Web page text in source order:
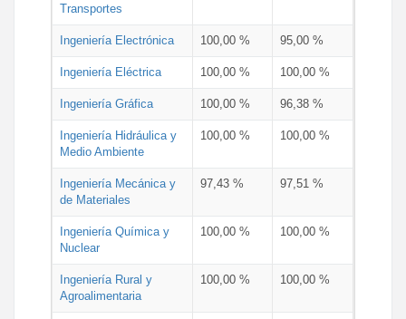
Transportes
Ingeniería Electrónica 100,00 % 95,00 %
Ingeniería Eléctrica 100,00 % 100,00 %
Ingeniería Gráfica 100,00 % 96,38 %
Ingeniería Hidráulica y
Medio Ambiente
100,00 % 100,00 %
Ingeniería Mecánica y
de Materiales
97,43 % 97,51 %
Ingeniería Química y
Nuclear
100,00 % 100,00 %
Ingeniería Rural y
Agroalimentaria
100,00 % 100,00 %